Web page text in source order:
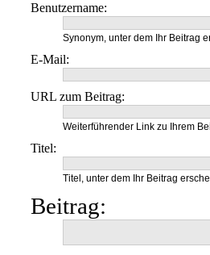
Benutzername:
Synonym, unter dem Ihr Beitrag
E-Mail:
URL zum Beitrag:
Weiterführender Link zu Ihrem
Titel:
Titel, unter dem Ihr Beitrag
Beitrag: